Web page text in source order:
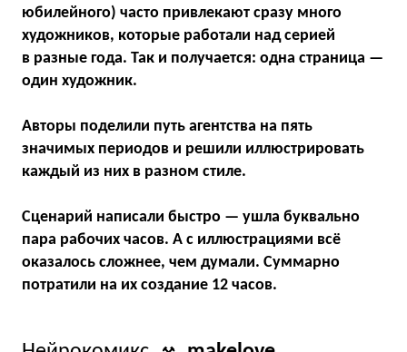
юбилейного) часто привлекают сразу много
художников, которые работали над серией
в разные года. Так и получается: одна страница —
один художник.
Авторы поделили путь агентства на пять
значимых периодов и решили иллюстрировать
каждый из них в разном стиле.
Сценарий написали быстро — ушла буквально
пара рабочих часов. А с иллюстрациями всё
оказалось сложнее, чем думали. Суммарно
потратили на их создание 12 часов.